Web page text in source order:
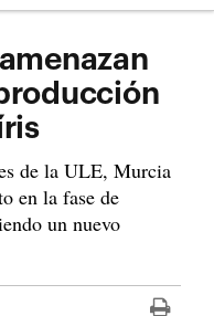
de la ULE, Murcia
en la fase de
un nuevo